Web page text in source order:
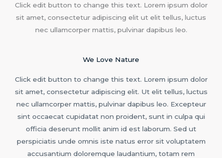
Click edit button to change this text. Lorem ipsum dolor
sit amet, consectetur adipiscing elit ut elit tellus, luctus
nec ullamcorper mattis, pulvinar dapibus leo.
We Love Nature
Click edit button to change this text. Lorem ipsum dolor
sit amet, consectetur adipiscing elit. Ut elit tellus, luctus
nec ullamcorper mattis, pulvinar dapibus leo. Excepteur
sint occaecat cupidatat non proident, sunt in culpa qui
officia deserunt mollit anim id est laborum. Sed ut
perspiciatis unde omnis iste natus error sit voluptatem
accusantium doloremque laudantium, totam rem